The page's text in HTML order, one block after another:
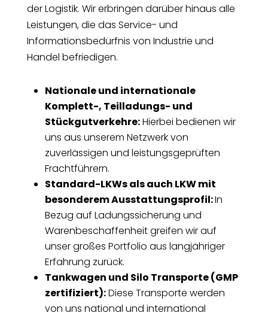
der Logistik. Wir erbringen darüber hinaus alle
Leistungen, die das Service- und
Informationsbedürfnis von Industrie und
Handel befriedigen.
Nationale und internationale
Komplett-, Teilladungs- und
Stückgutverkehre:Hierbei bedienen wir
uns aus unserem Netzwerk von
zuverlässigen und leistungsgeprüften
Frachtführern.
Standard-LKWs als auch LKW mit
besonderem Ausstattungsprofil:In
Bezug auf Ladungssicherung und
Warenbeschaffenheit greifen wir auf
unser großes Portfolio aus langjähriger
Erfahrung zurück.
Tankwagen und Silo Transporte (GMP
zertifiziert):Diese Transporte werden
von uns national und international